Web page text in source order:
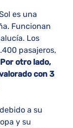
es una
Funcionan
Los
pasajeros,
otro lado,
con 3
a su
y su